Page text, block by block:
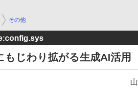
その他
もじわり拡がる生成AI活用